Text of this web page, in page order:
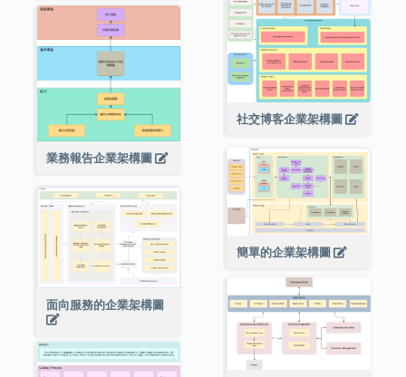
社交博客企業架構圖
業務報告企業架構圖
簡單的企業架構圖
面向服務的企業架構圖